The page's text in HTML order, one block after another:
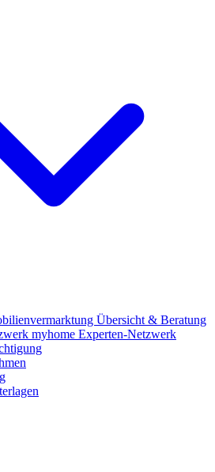
Übersicht & Beratung
myhome Experten-Netzwerk